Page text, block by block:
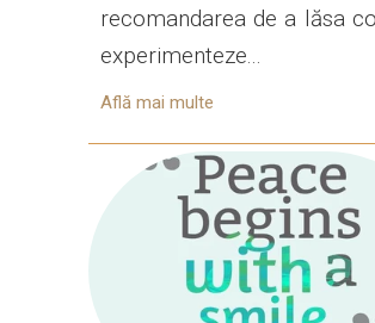
recomandarea de a lăsa
experimenteze...
Află mai multe